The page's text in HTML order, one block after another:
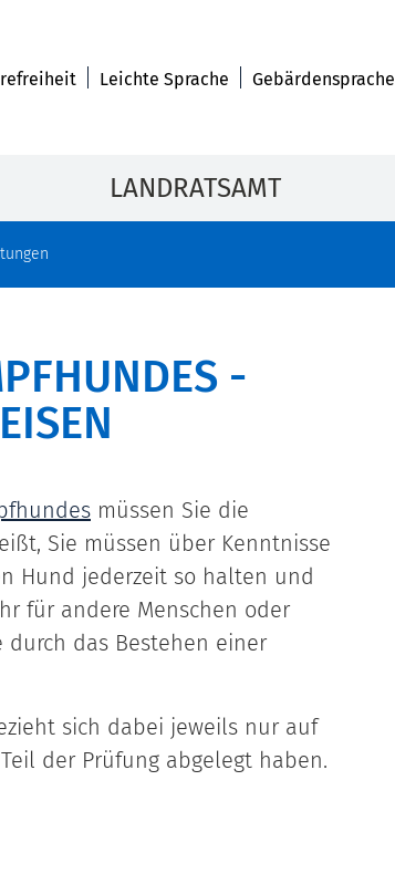
Leichte Sprache Gebärdensprache
LANDRATSAMT
-
müssen Sie die
Sie müssen über Kenntnisse
Hund jederzeit so halten und
für andere Menschen oder
durch das Bestehen einer
sich dabei jeweils nur auf
der Prüfung abgelegt haben.